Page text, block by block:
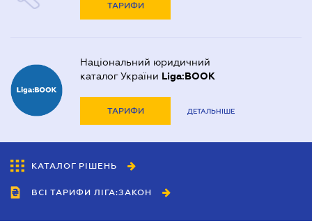
ТАРИФИ
Національний юридичний
каталог України Liga:BOOK
ТАРИФИ ДЕТАЛЬНІШЕ
КАТАЛОГ РІШЕНЬ
ВСІ ТАРИФИ ЛІГА:ЗАКОН